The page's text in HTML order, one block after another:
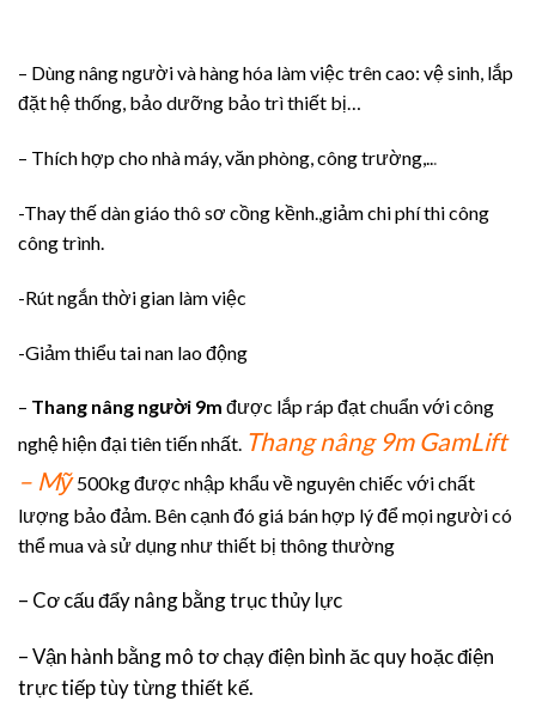
– Dùng nâng người và hàng hóa làm việc trên cao: vệ sinh, lắp
đặt hệ thống, bảo dưỡng bảo trì thiết bị…
– Thích hợp cho nhà máy, văn phòng, công trường,...
-Thay thế dàn giáo thô sơ cồng kềnh.,giảm chi phí thi công
công trình.
-Rút ngắn thời gian làm việc
-Giảm thiểu tai nan lao động
– Thang nâng người 9m được lắp ráp đạt chuẩn với công
nghệ hiện đại tiên tiến nhất. Thang nâng 9m GamLift
– Mỹ500kg được nhập khẩu về nguyên chiếc với chất
lượng bảo đảm. Bên cạnh đó giá bán hợp lý để mọi người có
thể mua và sử dụng như thiết bị thông thường
– Cơ cấu đẩy nâng bằng trục thủy lực
– Vận hành bằng mô tơ chạy điện bình ăc quy hoặc điện
trực tiếp tùy từng thiết kế.